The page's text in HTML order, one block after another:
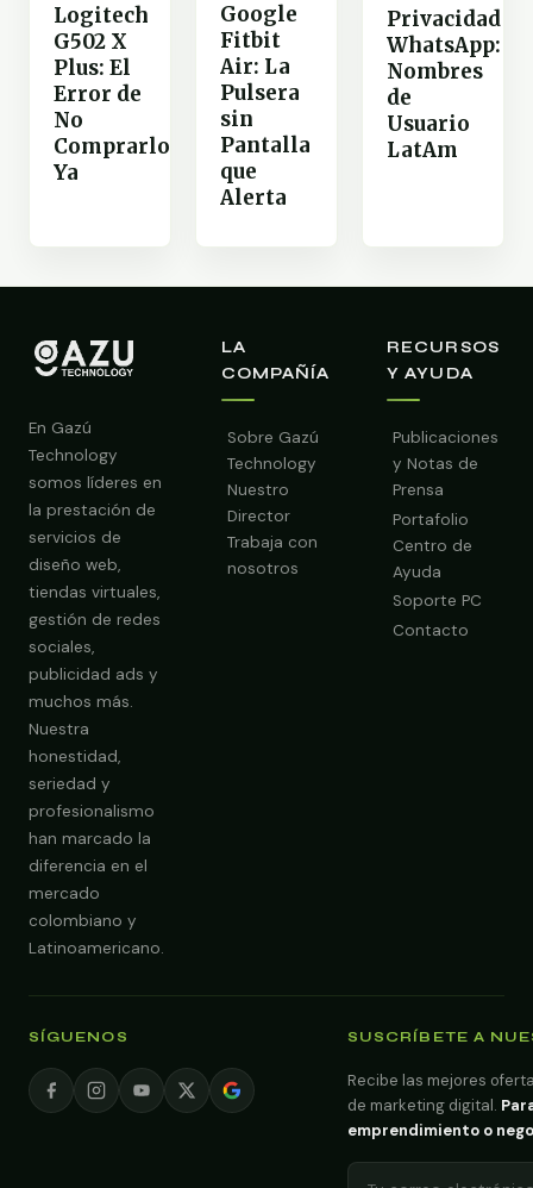
Logitech
G502 X
Plus: El
Error de
No
Comprarlo
Ya
Google
Fitbit
Air: La
Pulsera
sin
Pantalla
que
Alerta
Privacidad
WhatsApp:
Nombres
de
Usuario
LatAm
En Gazú
Technology
somos líderes en
la prestación de
servicios de
diseño web,
tiendas virtuales,
gestión de redes
sociales,
publicidad ads y
muchos más.
Nuestra
honestidad,
seriedad y
profesionalismo
han marcado la
diferencia en el
mercado
colombiano y
Latinoamericano.
LA
COMPAÑÍA
Sobre Gazú
Technology
Nuestro
Director
Trabaja con
nosotros
RECURSOS
Y AYUDA
Publicaciones
y Notas de
Prensa
Portafolio
Centro de
Ayuda
Soporte PC
Contacto
SÍGUENOS SUSCRÍBETE A
Recibe las mejores
de marketing digital.
emprendimiento o